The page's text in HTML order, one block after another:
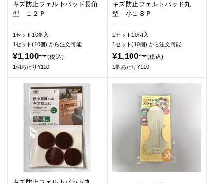
キズ防止フェルトパッド長角
型 １２Ｐ
1セット10個入
1セット(10個)から注文可能
¥1,100〜(税込)
1個あたり¥110
キズ防止フェルトパッド丸
型 小１８Ｐ
1セット10個入
1セット(10個)から注文可能
¥1,100〜(税込)
1個あたり¥110
キズ防止フェルトパッド丸